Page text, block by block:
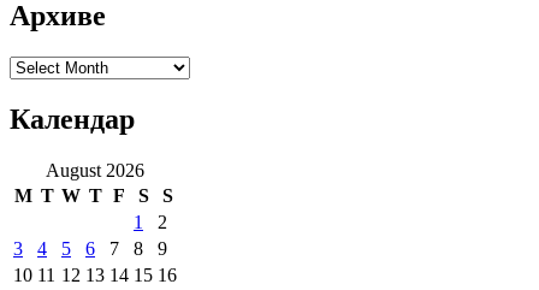
Архиве
Архиве
Календар
August 2026
M T W T F S
S
1
2
3
4 5 6 7 8
9
10 11 12 13 14 15 16